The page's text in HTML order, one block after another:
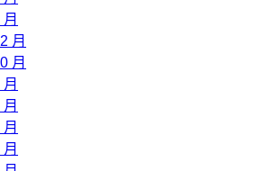
月
月